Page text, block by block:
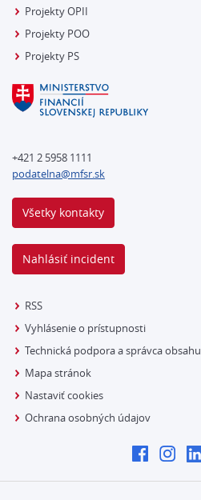
Projekty OPII
Projekty POO
Projekty PS
+421 2 5958 1111
podatelna@mfsr.sk
Všetky kontakty
Nahlásiť incident
RSS
Vyhlásenie o prístupnosti
Technická podpora a správca obsahu
Mapa stránok
Nastaviť cookies
Ochrana osobných údajov